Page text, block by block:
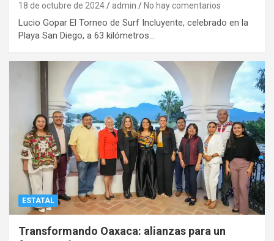
18 de octubre de 2024 admin No hay comentarios
Lucio Gopar El Torneo de Surf Incluyente, celebrado en la
Playa San Diego, a 63 kilómetros…
ESTATAL
Transformando Oaxaca: alianzas para un